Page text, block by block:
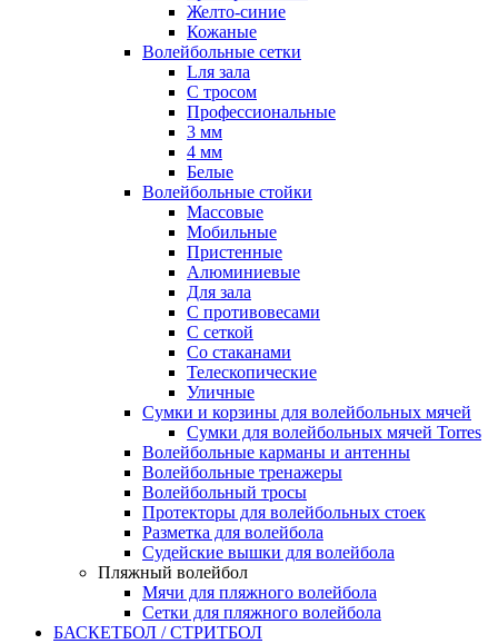
Желто-синие
Кожаные
Волейбольные сетки
Lля зала
C тросом
Профессиональные
3 мм
4 мм
Белые
Волейбольные стойки
Массовые
Мобильные
Пристенные
Алюминиевые
Для зала
С противовесами
С сеткой
Со стаканами
Телескопические
Уличные
Сумки и корзины для волейбольных мячей
Сумки для волейбольных мячей Torres
Волейбольные карманы и антенны
Волейбольные тренажеры
Волейбольный тросы
Протекторы для волейбольных стоек
Разметка для волейбола
Судейские вышки для волейбола
Пляжный волейбол
Мячи для пляжного волейбола
Сетки для пляжного волейбола
БАСКЕТБОЛ / СТРИТБОЛ